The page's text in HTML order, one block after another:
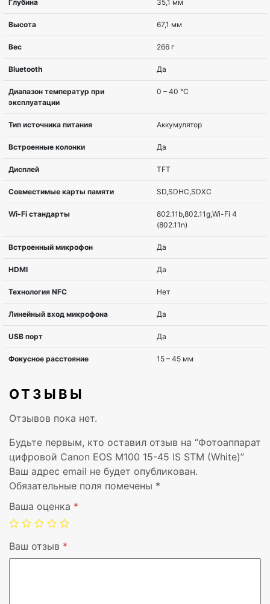
Цвет Белый
Размеры матрицы, Mpx
Тип матрицы
Стабилизация изображения
Запись видео 1920 x 1080
Сенсорный экран Да
GPS
Технология батареи Литий-
Ширина
Глубина
Вес
Диапазон температур при
эксплуатации
0 – 40 °C
Тип источника питания
ОТЗЫВЫ
Отзывов пока нет.
Будьте первым, кто оставил отзыв на “Фотоаппарат
цифровой Canon EOS M100 15-45 IS STM (White)”
Ваш адрес email не будет опубликован.
Обязательные поля помечены *
Ваша оценка *
Ваш отзыв *